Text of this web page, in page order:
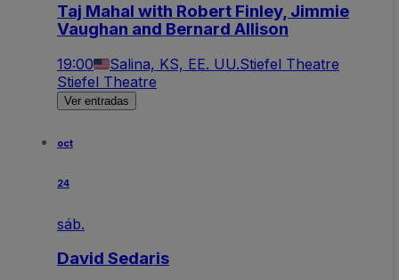
Taj Mahal with Robert Finley, Jimmie
Vaughan and Bernard Allison
19:00 Salina, KS, EE. UU.Stiefel Theatre
Stiefel Theatre
Ver entradas
oct
24
sáb.
David Sedaris